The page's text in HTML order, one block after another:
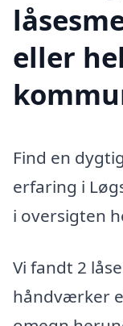
eller
Find en
erfaring i
i oversigten
Vi fandt 2
håndværker